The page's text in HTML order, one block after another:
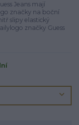
Jeans mají
značky na boční
slipy elastický
značky Guess